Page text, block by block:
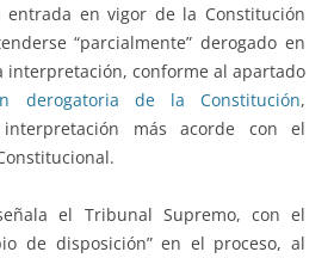
en vigor de la Constitución
“parcialmente” derogado en
interpretación, conforme al apartado
derogatoria de la Constitución,
más acorde con el
el Tribunal Supremo, con el
de disposición” en el proceso, al